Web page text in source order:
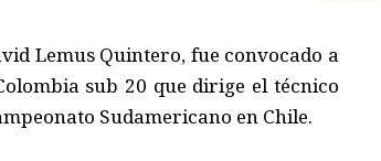
Lemus Quintero, fue convocado a
sub 20 que dirige el técnico
Sudamericano en Chile.